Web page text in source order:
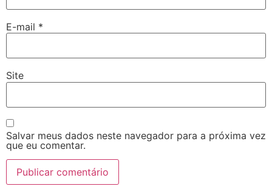
E-mail *
Site
Salvar meus dados neste navegador para a próxima vez
que eu comentar.